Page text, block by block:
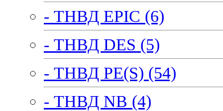
- ТНВД EPIC (6)
- ТНВД DES (5)
- ТНВД PE(S) (54)
- ТНВД NB (4)